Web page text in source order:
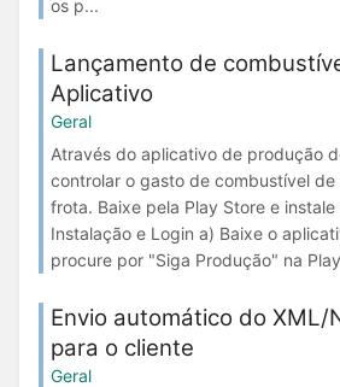
os p...
Lançamento de
Aplicativo
Geral
Através do aplicativo de produção
controlar o gasto de combustível
frota. Baixe pela Play Store e instale
Instalação e Login a) Baixe o
procure por "Siga Produção" na
Envio automático do XML/
para o cliente
Geral